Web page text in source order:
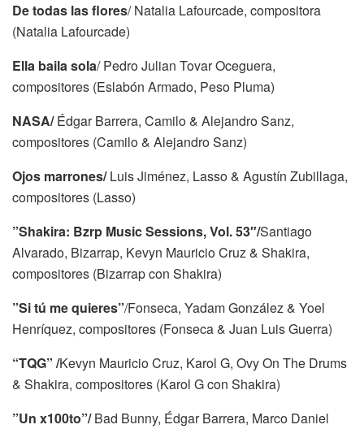
De todas las flores/ Natalia Lafourcade, compositora
(Natalia Lafourcade)
Ella baila sola/ Pedro Julian Tovar Oceguera,
compositores (Eslabón Armado, Peso Pluma)
NASA/Édgar Barrera, Camilo & Alejandro Sanz,
compositores (Camilo & Alejandro Sanz)
Ojos marrones/Luis Jiménez, Lasso & Agustín Zubillaga,
compositores (Lasso)
”Shakira: Bzrp Music Sessions, Vol. 53″/Santiago
Alvarado, Bizarrap, Kevyn Mauricio Cruz & Shakira,
compositores (Bizarrap con Shakira)
”Si tú me quieres”/Fonseca, Yadam González & Yoel
Henríquez, compositores (Fonseca & Juan Luis Guerra)
“TQG” /Kevyn Mauricio Cruz, Karol G, Ovy On The Drums
& Shakira, compositores (Karol G con Shakira)
”Un x100to”/Bad Bunny, Édgar Barrera, Marco Daniel